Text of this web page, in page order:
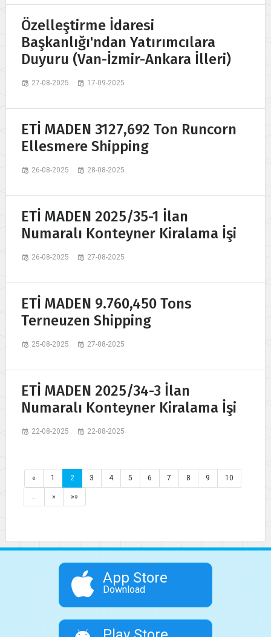
Özelleştirme İdaresi
Başkanlığı'ndan Yatırımcılara
Duyuru (Van-İzmir-Ankara İlleri)
27-08-2025 17-09-2025
ETİ MADEN 3127,692 Ton Runcorn
Ellesmere Shipping
26-08-2025 28-08-2025
ETİ MADEN 2025/35-1 İlan
Numaralı Konteyner Kiralama İşi
26-08-2025 27-08-2025
ETİ MADEN 9.760,450 Tons
Terneuzen Shipping
25-08-2025 27-08-2025
ETİ MADEN 2025/34-3 İlan
Numaralı Konteyner Kiralama İşi
22-08-2025 22-08-2025
« 1 2 3 4 5 6 7 8 9 10
… » »»
App Store
Download